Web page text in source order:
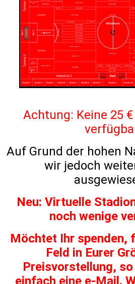
Achtung: Keine 25
Auf Grund der hohen
wir jedoch
Neu: Virtuelle
noch wenige
Möchtet Ihr spenden,
Feld in Eurer
Preisvorstellung,
einfach eine e-Mail.